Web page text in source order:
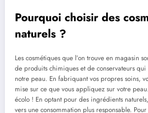
Pourquoi choisir des
naturels ?
Les cosmétiques que l’on trouve en magasin
de produits chimiques et de conservateurs qui
notre peau. En fabriquant vos propres soins,
mise sur ce que vous appliquez sur votre
écolo ! En optant pour des ingrédients
vers une consommation plus responsable.